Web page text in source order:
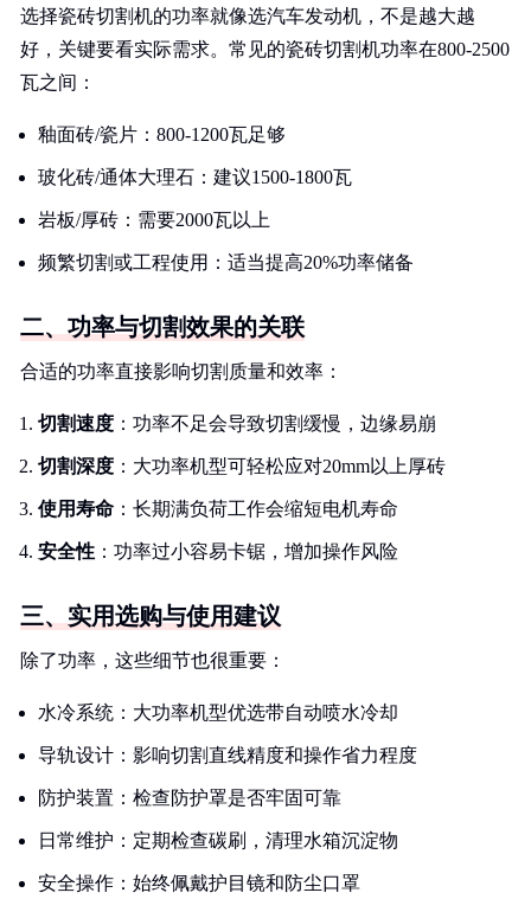
选择瓷砖切割机的功率就像选汽车发动机，不是越大越
好，关键要看实际需求。常见的瓷砖切割机功率在800-2500
瓦之间：
釉面砖/瓷片：800-1200瓦足够
玻化砖/通体大理石：建议1500-1800瓦
岩板/厚砖：需要2000瓦以上
频繁切割或工程使用：适当提高20%功率储备
二、功率与切割效果的关联
合适的功率直接影响切割质量和效率：
切割速度 ：功率不足会导致切割缓慢，边缘易崩
切割深度 ：大功率机型可轻松应对20mm以上厚砖
使用寿命 ：长期满负荷工作会缩短电机寿命
安全性 ：功率过小容易卡锯，增加操作风险
三、实用选购与使用建议
除了功率，这些细节也很重要：
水冷系统：大功率机型优选带自动喷水冷却
导轨设计：影响切割直线精度和操作省力程度
防护装置：检查防护罩是否牢固可靠
日常维护：定期检查碳刷，清理水箱沉淀物
安全操作：始终佩戴护目镜和防尘口罩